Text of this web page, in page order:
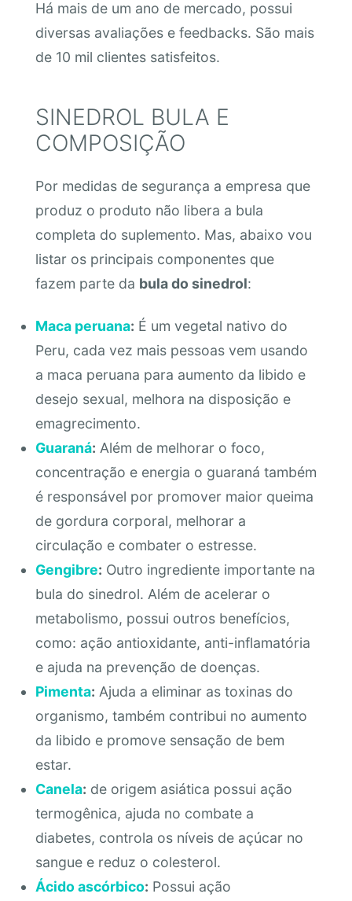
Há mais de um ano de mercado, possui
diversas avaliações e feedbacks. São mais
de 10 mil clientes satisfeitos.
SINEDROL BULA E
COMPOSIÇÃO
Por medidas de segurança a empresa que
produz o produto não libera a bula
completa do suplemento. Mas, abaixo vou
listar os principais componentes que
fazem parte da bula do sinedrol:
Maca peruana: É um vegetal nativo do
Peru, cada vez mais pessoas vem usando
a maca peruana para aumento da libido e
desejo sexual, melhora na disposição e
emagrecimento.
Guaraná: Além de melhorar o foco,
concentração e energia o guaraná também
é responsável por promover maior queima
de gordura corporal, melhorar a
circulação e combater o estresse.
Gengibre: Outro ingrediente importante na
bula do sinedrol. Além de acelerar o
metabolismo, possui outros benefícios,
como: ação antioxidante, anti-inflamatória
e ajuda na prevenção de doenças.
Pimenta: Ajuda a eliminar as toxinas do
organismo, também contribui no aumento
da libido e promove sensação de bem
estar.
Canela: de origem asiática possui ação
termogênica, ajuda no combate a
diabetes, controla os níveis de açúcar no
sangue e reduz o colesterol.
Ácido ascórbico: Possui ação